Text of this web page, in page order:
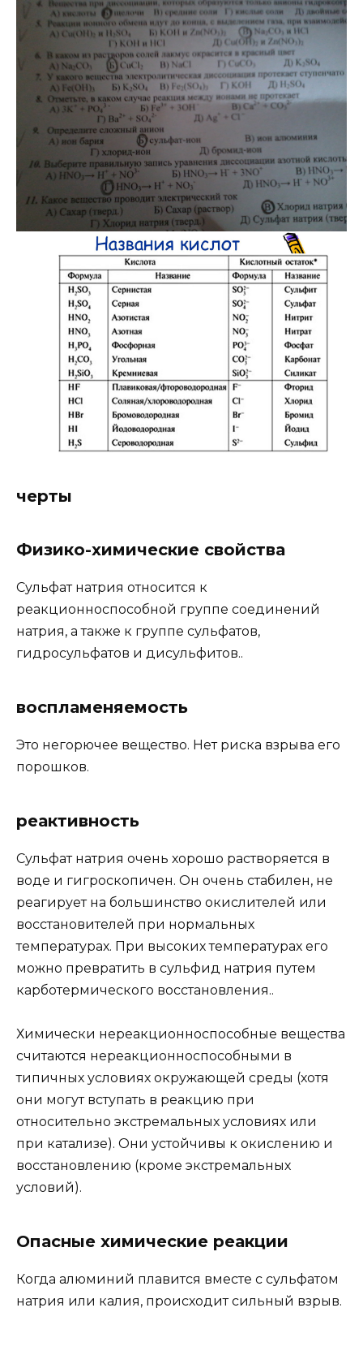
черты
Физико-химические свойства
Сульфат натрия относится к
реакционноспособной группе соединений
натрия, а также к группе сульфатов,
гидросульфатов и дисульфитов..
воспламеняемость
Это негорючее вещество. Нет риска взрыва его
порошков.
реактивность
Сульфат натрия очень хорошо растворяется в
воде и гигроскопичен. Он очень стабилен, не
реагирует на большинство окислителей или
восстановителей при нормальных
температурах. При высоких температурах его
можно превратить в сульфид натрия путем
карботермического восстановления..
Химически нереакционноспособные вещества
считаются нереакционноспособными в
типичных условиях окружающей среды (хотя
они могут вступать в реакцию при
относительно экстремальных условиях или
при катализе). Они устойчивы к окислению и
восстановлению (кроме экстремальных
условий).
Опасные химические реакции
Когда алюминий плавится вместе с сульфатом
натрия или калия, происходит сильный взрыв.